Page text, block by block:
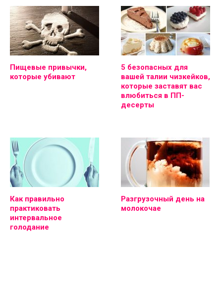
Пищевые привычки,
которые убивают
5 безопасных для
вашей талии чизкейков,
которые заставят вас
влюбиться в ПП-
десерты
Как правильно
практиковать
интервальное
голодание
Разгрузочный день на
молокочае